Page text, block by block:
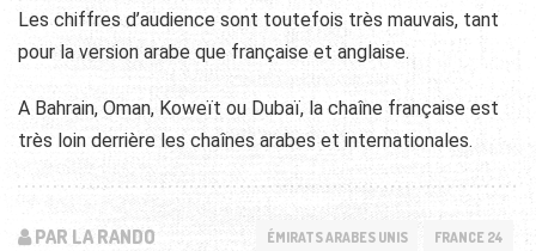
Les chiffres d’audience sont toutefois très mauvais, tant
pour la version arabe que française et anglaise.
A Bahrain, Oman, Koweït ou Dubaï, la chaîne française est
très loin derrière les chaînes arabes et internationales.
PAR LA RANDO ÉMIRATS ARABES UNIS FRANCE 24